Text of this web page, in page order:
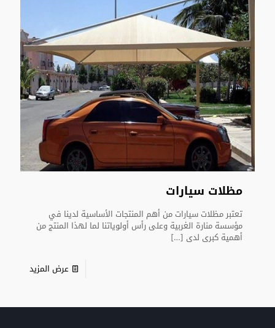
مظلات سيارات
تعتبر مظلات سيارات من أهم المنتجات الأساسية لدينا في
مؤسسة منارة الغربية وعلى رأس أولوياتنا لما لهذا المنتج من
أهمية كبرى لدى […]
عرض المزيد